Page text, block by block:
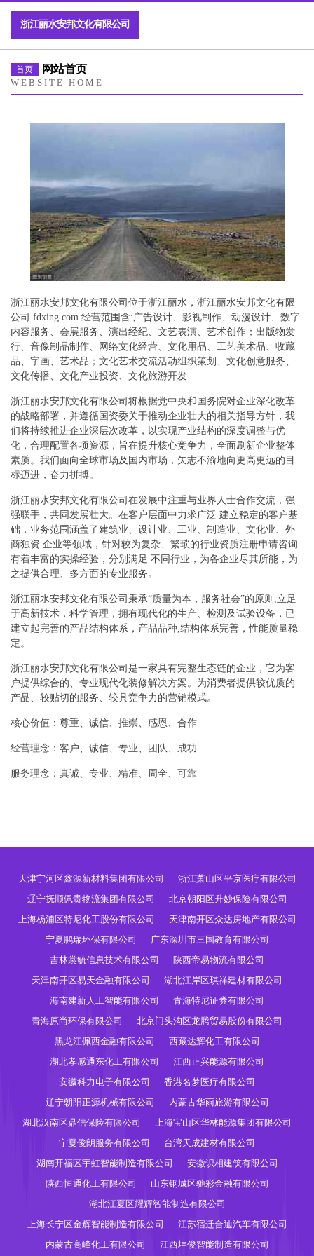
浙江丽水安邦文化有限公司
首页 网站首页
WEBSITE HOME
浙江丽水安邦文化有限公司位于浙江丽水，浙江丽水安邦文化有限
公司 fdxing.com 经营范围含:广告设计、影视制作、动漫设计、数字
内容服务、会展服务、演出经纪、文艺表演、艺术创作；出版物发
行、音像制品制作、网络文化经营、文化用品、工艺美术品、收藏
品、字画、艺术品；文化艺术交流活动组织策划、文化创意服务、
文化传播、文化产业投资、文化旅游开发
浙江丽水安邦文化有限公司将根据党中央和国务院对企业深化改革
的战略部署，并遵循国资委关于推动企业壮大的相关指导方针，我
们将持续推进企业深层次改革，以实现产业结构的深度调整与优
化，合理配置各项资源，旨在提升核心竞争力，全面刷新企业整体
素质。我们面向全球市场及国内市场，矢志不渝地向更高更远的目
标迈进，奋力拼搏。
浙江丽水安邦文化有限公司在发展中注重与业界人士合作交流，强
强联手，共同发展壮大。在客户层面中力求广泛 建立稳定的客户基
础，业务范围涵盖了建筑业、设计业、工业、制造业、文化业、外
商独资 企业等领域，针对较为复杂、繁琐的行业资质注册申请咨询
有着丰富的实操经验，分别满足 不同行业，为各企业尽其所能，为
之提供合理、多方面的专业服务。
浙江丽水安邦文化有限公司秉承“质量为本，服务社会”的原则,立足
于高新技术，科学管理，拥有现代化的生产、检测及试验设备，已
建立起完善的产品结构体系，产品品种,结构体系完善，性能质量稳
定。
浙江丽水安邦文化有限公司是一家具有完整生态链的企业，它为客
户提供综合的、专业现代化装修解决方案。为消费者提供较优质的
产品、较贴切的服务、较具竞争力的营销模式。
核心价值：尊重、诚信、推崇、感恩、合作
经营理念：客户、诚信、专业、团队、成功
服务理念：真诚、专业、精准、周全、可靠
天津宁河区鑫源新材料集团有限公司
浙江萧山区平京医疗有限公司
辽宁抚顺佩贵物流集团有限公司
北京朝阳区升妙保险有限公司
上海杨浦区特尼化工股份有限公司
天津南开区众达房地产有限公司
宁夏鹏瑞环保有限公司
广东深圳市三国教育有限公司
吉林裳毓信息技术有限公司
陕西帝易物流有限公司
天津南开区易天金融有限公司
湖北江岸区琪祥建材有限公司
海南建新人工智能有限公司
青海特尼证券有限公司
青海原尚环保有限公司
北京门头沟区龙腾贸易股份有限公司
黑龙江佩西金融有限公司
西藏达辉化工有限公司
湖北孝感通东化工有限公司
江西正兴能源有限公司
安徽科力电子有限公司
香港名梦医疗有限公司
辽宁朝阳正源机械有限公司
内蒙古华雨旅游有限公司
湖北汉南区鼎信保险有限公司
上海宝山区华林能源集团有限公司
宁夏俊朗服务有限公司
台湾天成建材有限公司
湖南开福区宇虹智能制造有限公司
安徽识相建筑有限公司
陕西恒通化工有限公司
山东钢城区驰彩金融有限公司
湖北江夏区耀辉智能制造有限公司
上海长宁区金辉智能制造有限公司
江苏宿迁合迪汽车有限公司
内蒙古高峰化工有限公司
江西坤俊智能制造有限公司